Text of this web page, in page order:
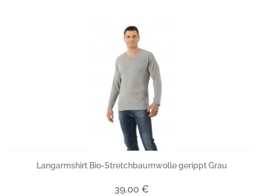
Langarmshirt Bio-Stretchbaumwolle gerippt Grau
39,00 €